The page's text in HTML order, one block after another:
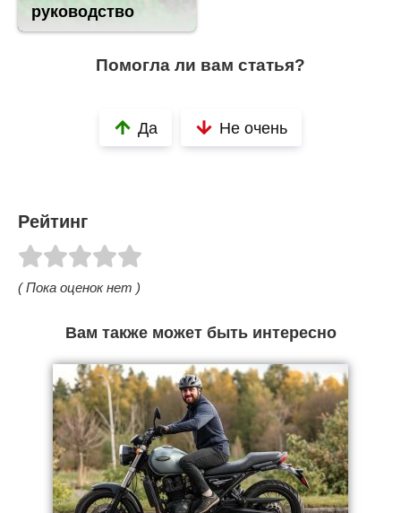
руководство
Помогла ли вам статья?
Да Не очень
Рейтинг
( Пока оценок нет )
Вам также может быть интересно